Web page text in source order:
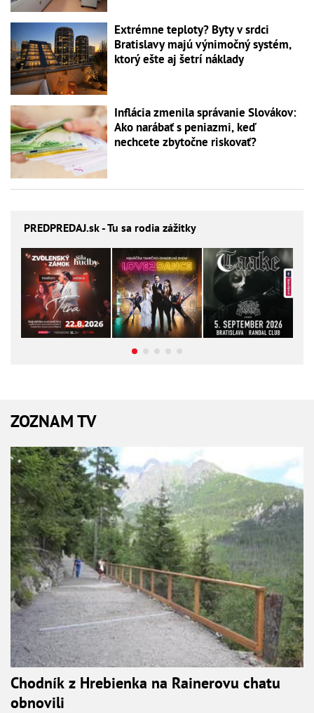
Extrémne teploty? Byty v srdci
Bratislavy majú výnimočný systém,
ktorý ešte aj šetrí náklady
Inflácia zmenila správanie Slovákov:
Ako narábať s peniazmi, keď
nechcete zbytočne riskovať?
PREDPREDAJ.sk - Tu sa rodia zážitky
ZOZNAM TV
Chodník z Hrebienka na Rainerovu chatu
obnovili